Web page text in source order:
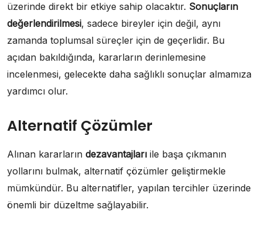
üzerinde direkt bir etkiye sahip olacaktır. Sonuçların
değerlendirilmesi, sadece bireyler için değil, aynı
zamanda toplumsal süreçler için de geçerlidir. Bu
açıdan bakıldığında, kararların derinlemesine
incelenmesi, gelecekte daha sağlıklı sonuçlar almamıza
yardımcı olur.
Alternatif Çözümler
Alınan kararların dezavantajları ile başa çıkmanın
yollarını bulmak, alternatif çözümler geliştirmekle
mümkündür. Bu alternatifler, yapılan tercihler üzerinde
önemli bir düzeltme sağlayabilir.